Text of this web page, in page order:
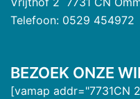
Telefoon: 0529 454972
BEZOEK ONZE
[vamap addr="7731CN